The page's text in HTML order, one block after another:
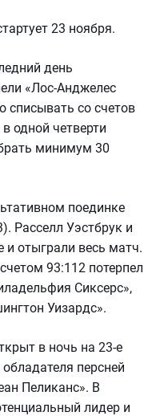
23 ноября.
день
«Лос-Анджелес
списывать со счетов
одной четверти
минимум 30
поединке
Расселл Уэстбрук и
и отыграли весь матч.
93:112 потерпел
Сиксерс»,
Уизардс».
в ночь на 23-е
персней
Пеликанс». В
лидер и